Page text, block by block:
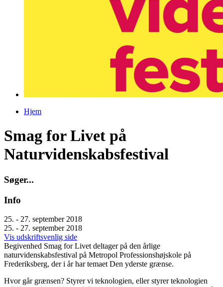
Hjem
Smag for Livet på
Naturvidenskabsfestival
Søger...
Info
25. - 27. september 2018
25. - 27. september 2018
Vis udskriftsvenlig side
Begivenhed Smag for Livet deltager på den årlige
naturvidenskabsfestival på Metropol Professionshøjskole på
Frederiksberg, der i år har temaet Den yderste grænse.
Hvor går grænsen? Styrer vi teknologien, eller styrer teknologien